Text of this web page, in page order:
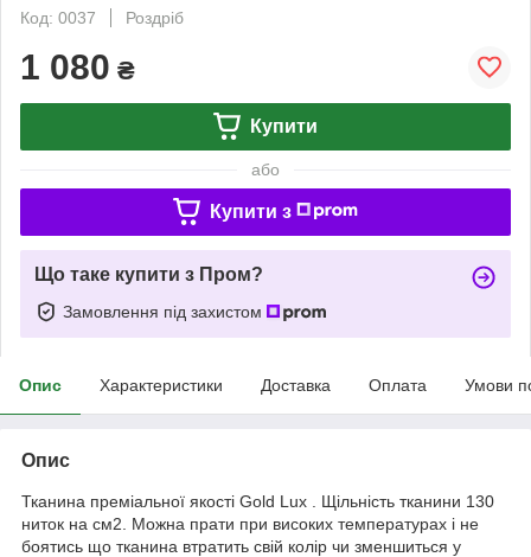
Код: 0037
Роздріб
1 080 ₴
Купити
або
Купити з
Що таке купити з Пром?
Замовлення під захистом
Опис Характеристики Доставка Оплата Умови
Опис
Тканина преміальної якості Gold Lux . Щільність тканини 130
ниток на см2. Можна прати при високих температурах і не
боятись що тканина втратить свій колір чи зменшиться у